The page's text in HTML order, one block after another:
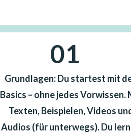
01
Grundlagen: Du startest mit
Basics – ohne jedes Vorwissen.
Texten, Beispielen, Videos
Audios (für unterwegs). Du